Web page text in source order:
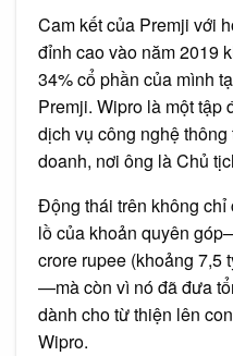
Cam kết của Premji với
đỉnh cao vào năm 2019
34% cổ phần của mình
Premji. Wipro là một tập
dịch vụ công nghệ
doanh, nơi ông là Chủ
Động thái trên không chỉ
lồ của khoản quyên
crore rupee (khoảng 7,5
—mà còn vì nó đã đưa
dành cho từ thiện lên
Wipro.